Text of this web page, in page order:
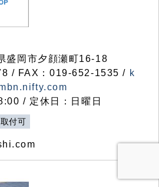
岡市夕顔瀬町16-18
/ FAX：019-652-1535 / k
/ 定休日：日曜日
付可